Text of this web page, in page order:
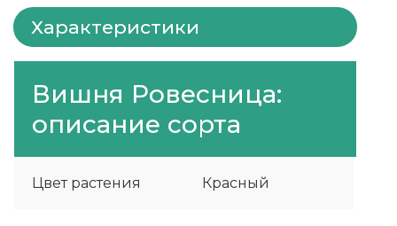
Характеристики
Вишня Ровесница:
описание сорта
Цвет растения Красный